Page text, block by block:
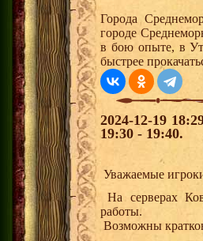
Города
городе
в бою опыте, в
быстрее
2024-12-19
19:30 - 19:40.
Уважаемые
На серверах
работы.
Возможны